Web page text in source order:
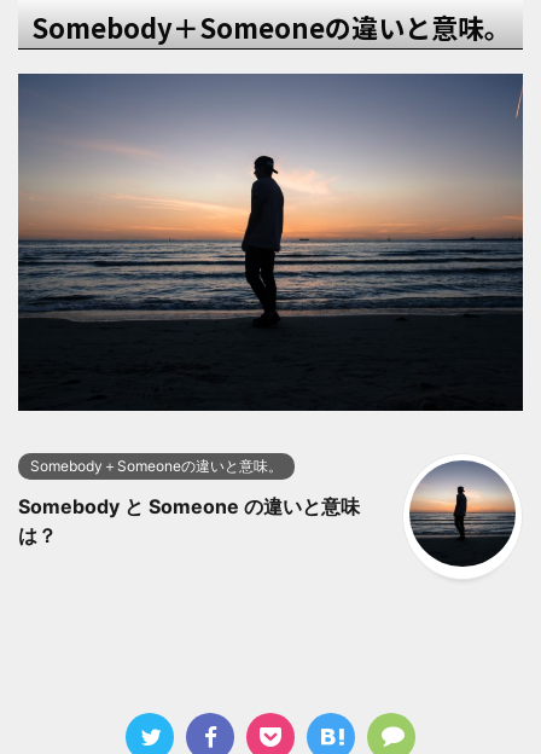
Somebody＋Someoneの違いと意味。
Somebody＋Someoneの違いと意味。
Somebody と Someone の違いと意味
は？